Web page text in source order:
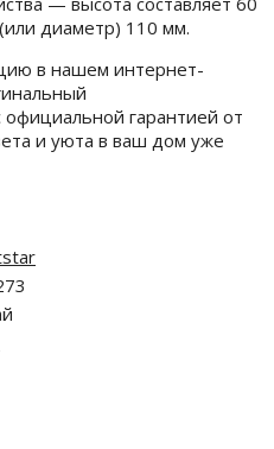
диаметр) 110 мм.
в нашем интернет-
гарантией от
и уюта в ваш дом уже